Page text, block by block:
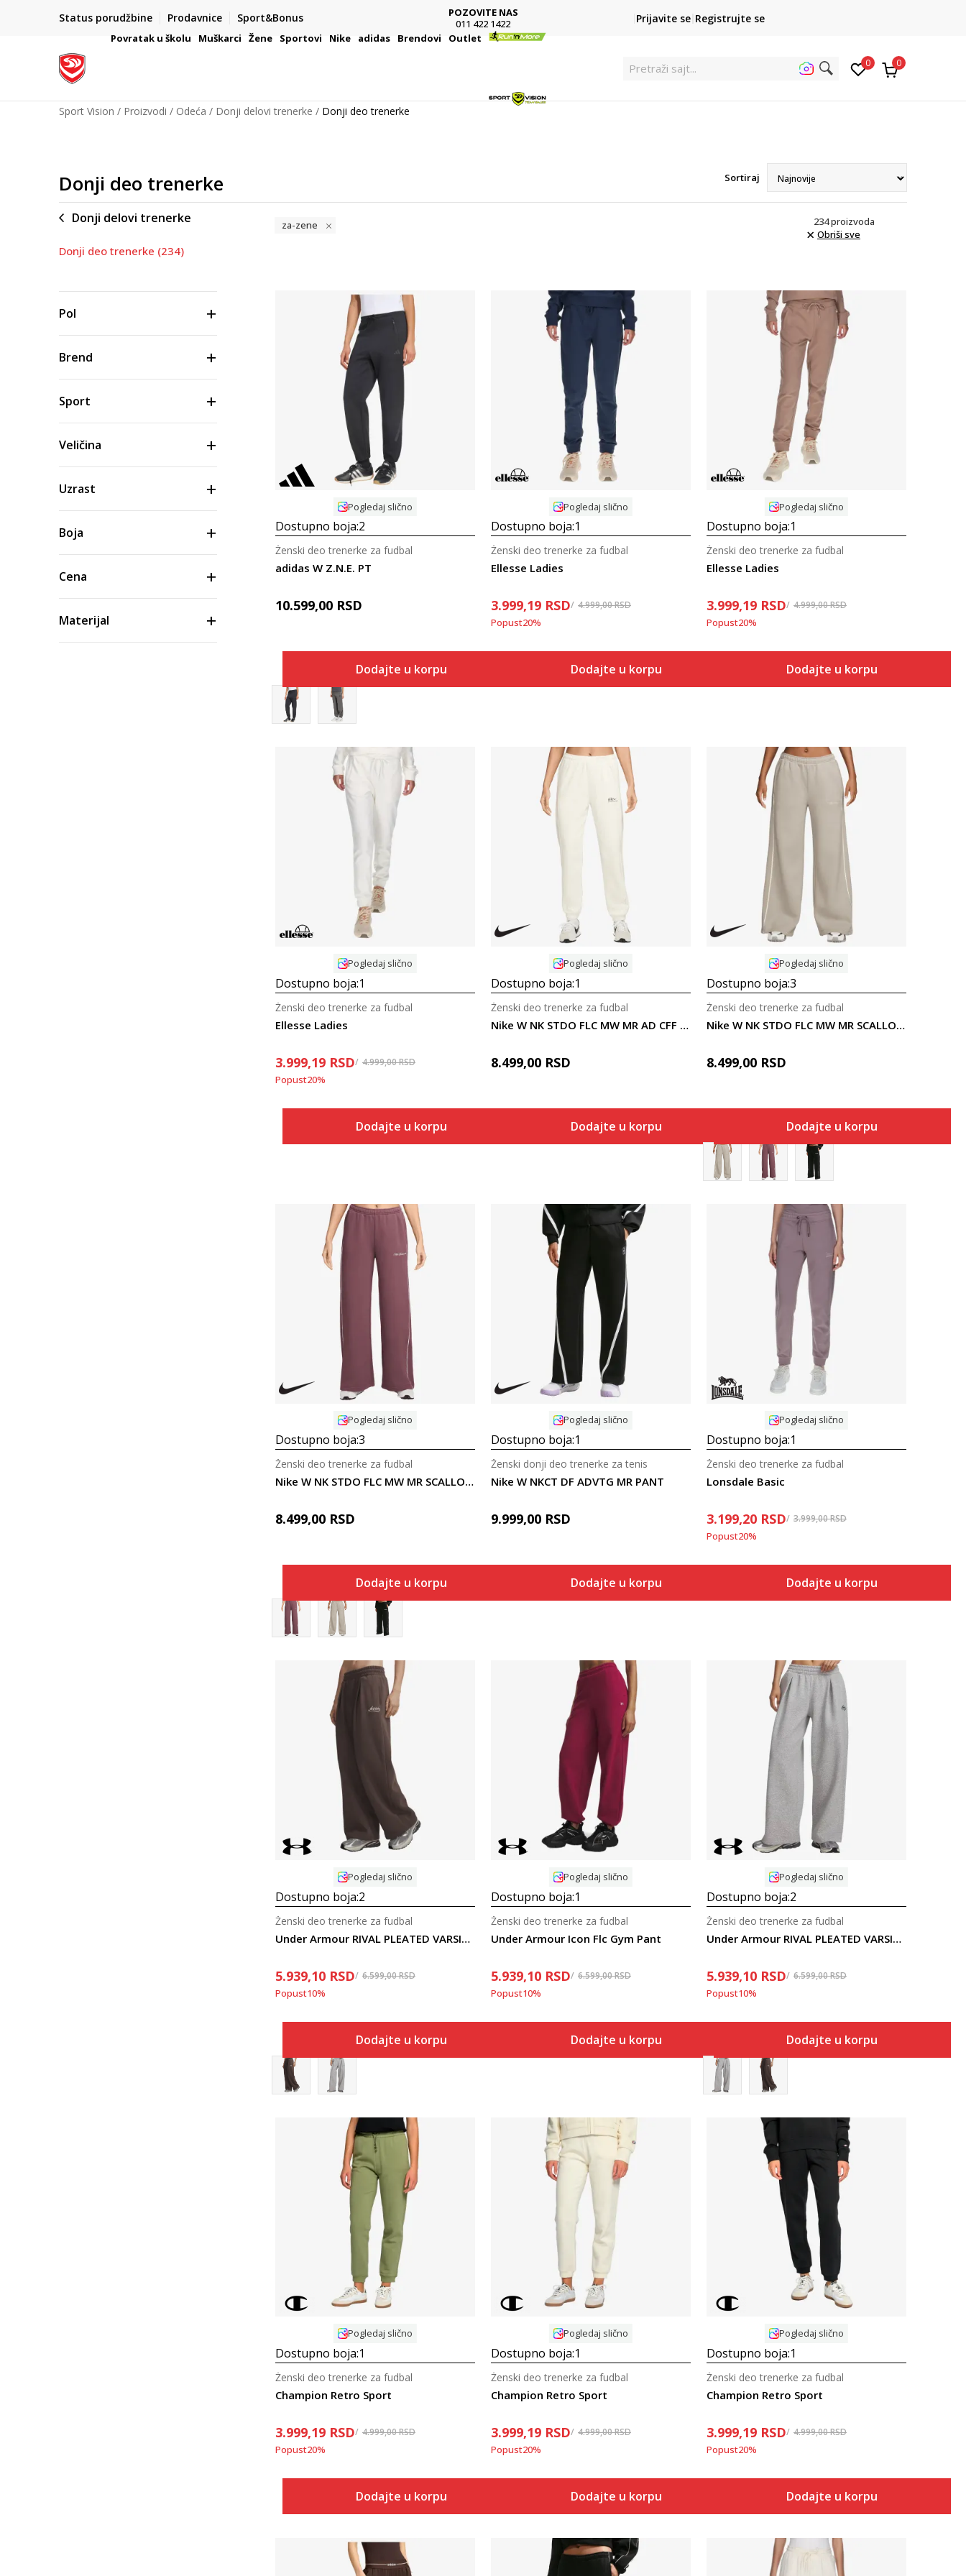
Status porudžbine Prodavnice Sport&Bonus
PLAĆANJE NA RATE
Kreditnim karticama BANCA INTESA platite na 9 rata
POZOVITE NAS
011 422 1422
SINDIKALNA PRODAJA
kupovina putem administrativne zabrane do 12 rata
Prijavite se Registrujte se
Povratak u školu Muškarci Žene Sportovi Nike adidas Brendovi Outlet
Pre 0 0
Sport Vision Proizvodi Odeća Donji delovi trenerke Donji deo trenerke
Donji deo trenerke Sortiraj
Donji delovi trenerke
Donji deo trenerke (234)
Pol
Brend
Sport
Veličina
Uzrast
Boja
Cena
Materijal
za-zene 234proizvoda
Obriši sve
Uporedi
Pogledaj slično
Dostupno boja:2
adidas W Z.N.E. PT
Ženski deo trenerke za fudbal
10.599,00 RSD
Dodajte u korpu
Uporedi
Pogledaj slično
Dostupno boja:1
Ellesse Ladies
Ženski deo trenerke za fudbal
3.999,19 RSD 4.999,00RSD
Popust20%
Dodajte u korpu
Uporedi
Pogledaj slično
Dostupno boja:1
Ellesse Ladies
Ženski deo trenerke za fudbal
3.999,19 RSD 4.999,00RSD
Popust20%
Dodajte u korpu
Uporedi
Pogledaj slično
Dostupno boja:1
Ellesse Ladies
Ženski deo trenerke za fudbal
3.999,19 RSD 4.999,00RSD
Popust20%
Dodajte u korpu
Uporedi
Pogledaj slično
Dostupno boja:1
Nike W NK STDO FLC MW MR AD CFF PNT
Ženski deo trenerke za fudbal
8.499,00 RSD
Dodajte u korpu
Uporedi
Pogledaj slično
Dostupno boja:3
Nike W NK STDO FLC MW MR SCALLOP WL
Ženski deo trenerke za fudbal
8.499,00 RSD
Dodajte u korpu
Uporedi
Pogledaj slično
Dostupno boja:3
Nike W NK STDO FLC MW MR SCALLOP WL
Ženski deo trenerke za fudbal
8.499,00 RSD
Dodajte u korpu
Uporedi
Pogledaj slično
Dostupno boja:1
Nike W NKCT DF ADVTG MR PANT
Ženski donji deo trenerke za tenis
9.999,00 RSD
Dodajte u korpu
Uporedi
Pogledaj slično
Dostupno boja:1
Lonsdale Basic
Ženski deo trenerke za fudbal
3.199,20 RSD 3.999,00RSD
Popust20%
Dodajte u korpu
Uporedi
Pogledaj slično
Dostupno boja:2
Under Armour RIVAL PLEATED VARSITY PANT
Ženski deo trenerke za fudbal
5.939,10 RSD 6.599,00RSD
Popust10%
Dodajte u korpu
Uporedi
Pogledaj slično
Dostupno boja:1
Under Armour Icon Flc Gym Pant
Ženski deo trenerke za fudbal
5.939,10 RSD 6.599,00RSD
Popust10%
Dodajte u korpu
Uporedi
Pogledaj slično
Dostupno boja:2
Under Armour RIVAL PLEATED VARSITY PANT
Ženski deo trenerke za fudbal
5.939,10 RSD 6.599,00RSD
Popust10%
Dodajte u korpu
Uporedi
Pogledaj slično
Dostupno boja:1
Champion Retro Sport
Ženski deo trenerke za fudbal
3.999,19 RSD 4.999,00RSD
Popust20%
Dodajte u korpu
Uporedi
Pogledaj slično
Dostupno boja:1
Champion Retro Sport
Ženski deo trenerke za fudbal
3.999,19 RSD 4.999,00RSD
Popust20%
Dodajte u korpu
Uporedi
Pogledaj slično
Dostupno boja:1
Champion Retro Sport
Ženski deo trenerke za fudbal
3.999,19 RSD 4.999,00RSD
Popust20%
Dodajte u korpu